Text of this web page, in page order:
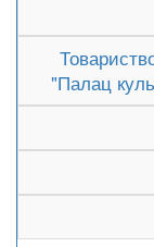
"Палац